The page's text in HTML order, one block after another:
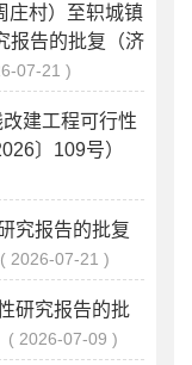
庄村）至轵城镇
报告的批复（济
07-21
建工程可行性
〕109号）
究报告的批复
2026-07-21
研究报告的批
2026-07-09